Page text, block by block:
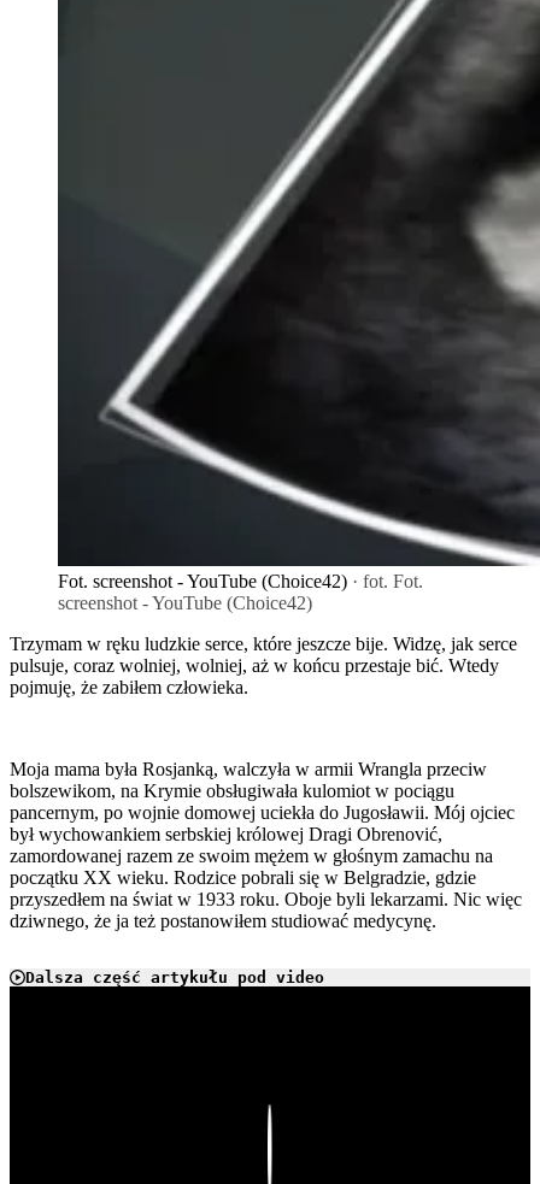
Fot. screenshot - YouTube (Choice42) · fot. Fot.
screenshot - YouTube (Choice42)
Trzymam w ręku ludzkie serce, które jeszcze bije. Widzę, jak serce
pulsuje, coraz wolniej, wolniej, aż w końcu przestaje bić. Wtedy
pojmuję, że zabiłem człowieka.
Moja mama była Rosjanką, walczyła w armii Wrangla przeciw
bolszewikom, na Krymie obsługiwała kulomiot w pociągu
pancernym, po wojnie domowej uciekła do Jugosławii. Mój ojciec
był wychowankiem serbskiej królowej Dragi Obrenović,
zamordowanej razem ze swoim mężem w głośnym zamachu na
początku XX wieku. Rodzice pobrali się w Belgradzie, gdzie
przyszedłem na świat w 1933 roku. Oboje byli lekarzami. Nic więc
dziwnego, że ja też postanowiłem studiować medycynę.
Dalsza część artykułu pod video